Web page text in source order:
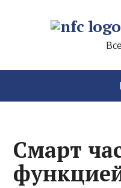
Смарт